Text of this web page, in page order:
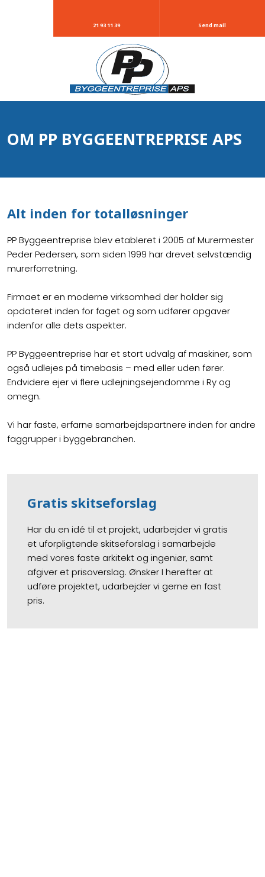
21 93 11 39 Send mail
OM PP BYGGEENTREPRISE APS
​Alt inden for totalløsninger
PP Byggeentreprise blev etableret i 2005 af Murermester
Peder Pedersen, som siden 1999 har drevet selvstændig
murerforretning.
Firmaet er en moderne virksomhed der holder sig
opdateret inden for faget og som udfører opgaver
indenfor alle dets aspekter.
PP Byggeentreprise har et stort udvalg af maskiner, som
også udlejes på timebasis – med eller uden fører.
Endvidere ejer vi flere udlejningsejendomme i Ry og
omegn.​​
Vi har faste, erfarne samarbejdspartnere inden for andre
faggrupper i byggebranchen.
Gratis skitseforslag
Har du en idé til et projekt, udarbejder vi gratis
et uforpligtende skitseforslag i samarbejde
med vores faste arkitekt og ingeniør, samt
afgiver et prisoverslag. Ønsker I herefter at
udføre projektet, udarbejder vi gerne en fast
pris.​​